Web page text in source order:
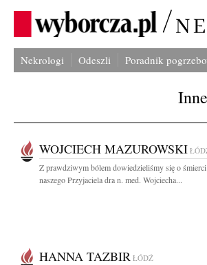
Nekrologi Odeszli Poradnik
WOJCIECH MAZUROWSKI
Z prawdziwym bólem dowiedzieliśmy się o śmierci
naszego Przyjaciela dra n. med. Wojciecha...
HANNA TAZBIR ŁÓDŹ